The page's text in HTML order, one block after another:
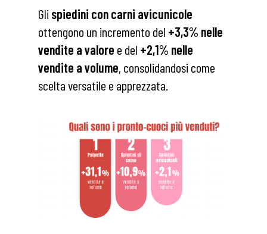
Gli spiedini con carni avicunicole
ottengono un incremento del +3,3% nelle
vendite a valore e del +2,1% nelle
vendite a volume, consolidandosi come
scelta versatile e apprezzata.